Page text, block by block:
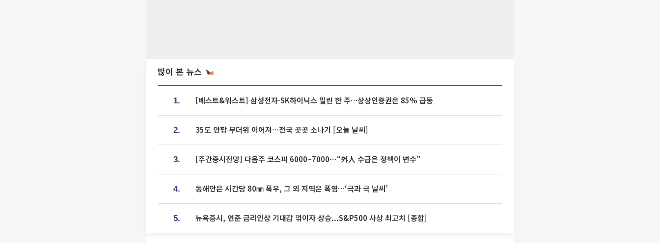
많이 본 뉴스
1. [베스트&워스트] 삼성전자·SK하이닉스 밀린 한 주…상상인증권은 85% 급등
2. 35도 안팎 무더위 이어져…전국 곳곳 소나기 [오늘 날씨]
3. [주간증시전망] 다음주 코스피 6000~7000⋯“外人 수급은 정책이 변수”
4. 동해안은 시간당 80㎜ 폭우, 그 외 지역은 폭염…‘극과 극 날씨’
5. 뉴욕증시, 연준 금리인상 기대감 꺾이자 상승...S&P500 사상 최고치 [종합]